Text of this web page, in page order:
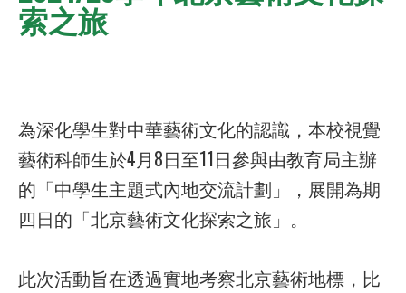
索之旅
為深化學生對中華藝術文化的認識，本校視覺
藝術科師生於4月8日至11日參與由教育局主辦
的「中學生主題式內地交流計劃」，展開為期
四日的「北京藝術文化探索之旅」。
此次活動旨在透過實地考察北京藝術地標，比